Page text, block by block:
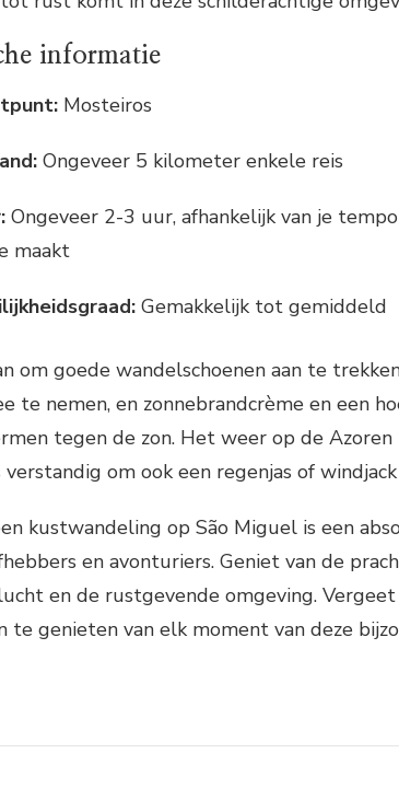
informatie
Mosteiros
Ongeveer 5 kilometer enkele reis
Ongeveer 2-3 uur, afhankelijk van je
maakt
Gemakkelijk tot gemiddeld
om goede wandelschoenen aan te
te nemen, en zonnebrandcrème en een
tegen de zon. Het weer op de Azoren
om ook een regenjas of
kustwandeling op São Miguel is een
en avonturiers. Geniet van de
en de rustgevende omgeving.
te genieten van elk moment van deze